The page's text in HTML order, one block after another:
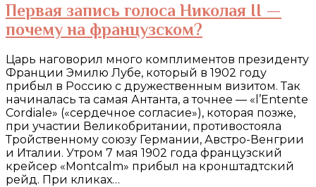
Первая запись голоса Николая II —
почему на французском?
Царь наговорил много комплиментов президенту
Франции Эмилю Лубе, который в 1902 году
прибыл в Россию с дружественным визитом. Так
начиналась та самая Антанта, а точнее — «l’Entente
Cordiale» («сердечное согласие»), которая позже,
при участии Великобритании, противостояла
Тройственному союзу Германии, Австро-Венгрии
и Италии. Утром 7 мая 1902 года французский
крейсер «Montcalm» прибыл на кронштадтский
рейд. При кликах…